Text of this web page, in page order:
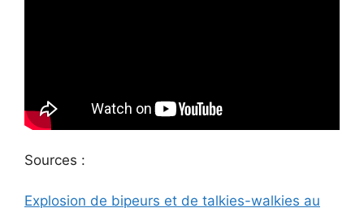
Sources :
Explosion de bipeurs et de talkies-walkies au